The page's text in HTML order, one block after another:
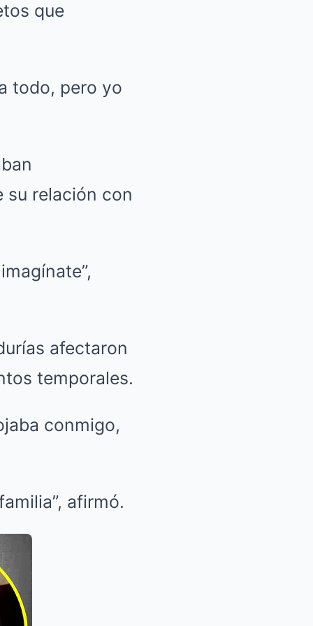
que
todo, pero yo
su relación con
afectaron
temporales.
conmigo,
afirmó.